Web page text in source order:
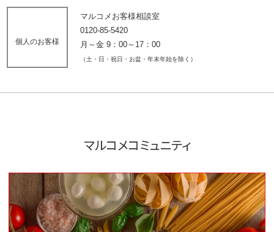
個人のお客様
マルコメお客様相談室
0120-85-5420
月～金 9：00～17：00
（土・日・祝日・お盆・年末年始を除く）
マルコメコミュニティ